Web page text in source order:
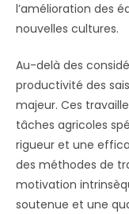
l’amélioration des
nouvelles cultures.
Au-delà des
productivité des
majeur. Ces
tâches agricoles
rigueur et une
des méthodes de
motivation
soutenue et une